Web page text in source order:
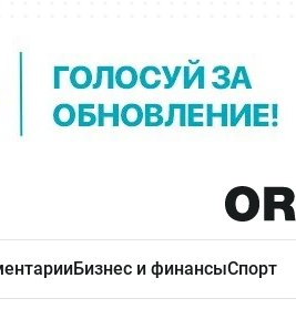
Бизнес и финансыСпорт